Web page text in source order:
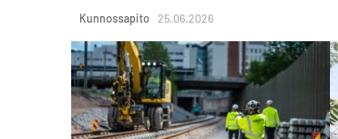
Kunnossapito 25.06.2026